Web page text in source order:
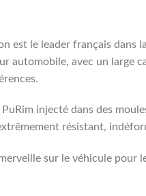
est le leader français dans
automobile, avec un large
PuRim injecté dans des
résistant,
merveille sur le véhicule pour